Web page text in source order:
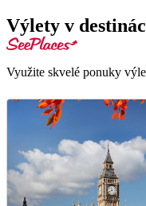
Výlety v
Využite skvelé ponuky